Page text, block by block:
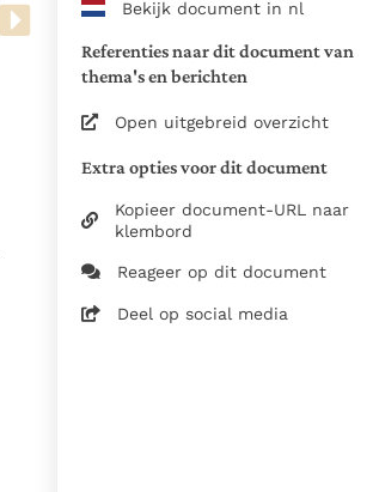
www.vatican.va/archive/bible/
vulgata_vetus-
www.vatican.va/archive/bible/
aansluiting gezocht bij de
om de teksten van de
naast elkaar te kunnen
Daar waar de versnummering
elkaar afwijken is dus die van
Bekijk document in nl
Referenties naar dit document van
thema's en berichten
Open uitgebreid overzicht
Extra opties voor dit document
Kopieer document-URL naar
klembord
Reageer op dit document
Deel op social media